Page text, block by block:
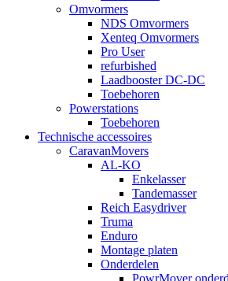
Omvormers
NDS Omvormers
Xenteq Omvormers
Pro User
refurbished
Laadbooster DC-DC
Toebehoren
Powerstations
Toebehoren
Technische accessoires
CaravanMovers
AL-KO
Enkelasser
Tandemasser
Reich Easydriver
Truma
Enduro
Montage platen
Onderdelen
PowrMover